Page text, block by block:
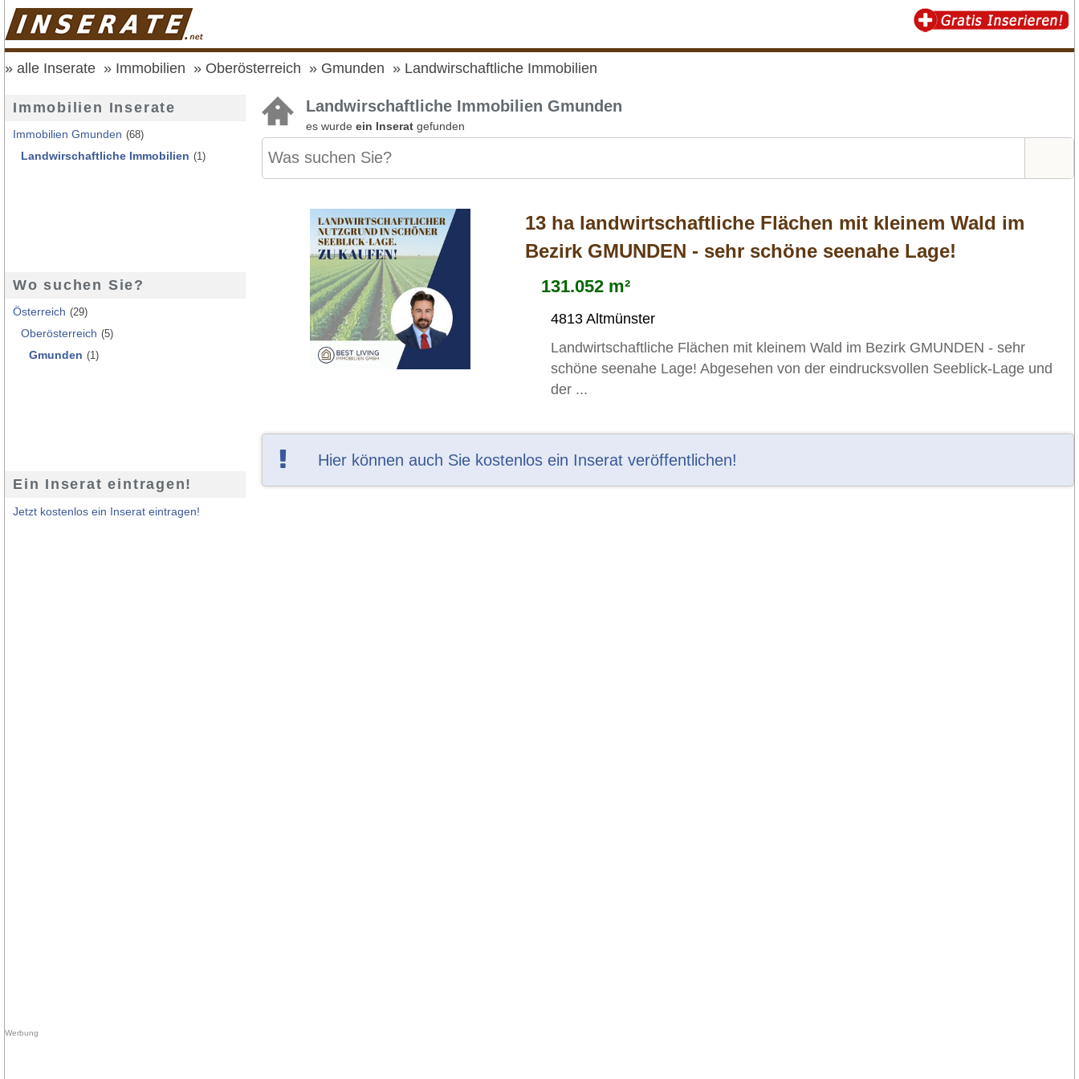
alle Inserate Immobilien Oberösterreich Gmunden Landwirschaftliche Immobilien
Landwirschaftliche Immobilien Gmunden
es wurde ein Inserat gefunden
13 ha landwirtschaftliche Flächen mit kleinem Wald im
Bezirk GMUNDEN - sehr schöne seenahe Lage!
131.052 m²
4813 Altmünster
Landwirtschaftliche Flächen mit kleinem Wald im Bezirk GMUNDEN - sehr
schöne seenahe Lage! Abgesehen von der eindrucksvollen Seeblick-Lage und
der ...
Hier können auch Sie kostenlos ein Inserat veröffentlichen!
Immobilien Inserate
Immobilien Gmunden (68)
Landwirschaftliche Immobilien (1)
Wo suchen Sie?
Österreich (29)
Oberösterreich (5)
Gmunden (1)
Ein Inserat eintragen!
Jetzt kostenlos ein Inserat eintragen!